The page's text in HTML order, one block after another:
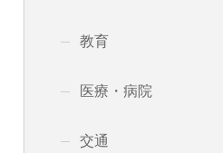
教育
医療・病院
交通